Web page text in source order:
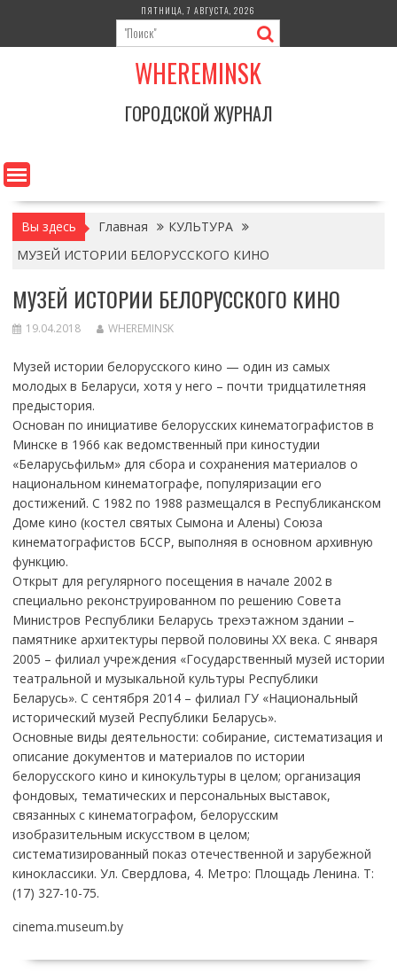
содержимому
ПЯТНИЦА, 7 АВГУСТА, 2026
WHEREMINSK
ГОРОДСКОЙ ЖУРНАЛ
Вы здесь Главная
КУЛЬТУРА
МУЗЕЙ ИСТОРИИ БЕЛОРУССКОГО КИНО
МУЗЕЙ ИСТОРИИ БЕЛОРУССКОГО КИНО
19.04.2018 WHEREMINSK
Музей истории белорусского кино — один из самых
молодых в Беларуси, хотя у него – почти тридцатилетняя
предыстория.
Основан по инициативе белорусских кинематографистов в
Минске в 1966 как ведомственный при киностудии
«Беларусьфильм» для сбора и сохранения материалов о
национальном кинематографе, популяризации его
достижений. С 1982 по 1988 размещался в Республиканском
Доме кино (костел святых Сымона и Алены) Союза
кинематографистов БССР, выполняя в основном архивную
функцию.
Открыт для регулярного посещения в начале 2002 в
специально реконструированном по решению Совета
Министров Республики Беларусь трехэтажном здании –
памятнике архитектуры первой половины ХХ века. С января
2005 – филиал учреждения «Государственный музей истории
театральной и музыкальной культуры Республики
Беларусь». С сентября 2014 – филиал ГУ «Национальный
исторический музей Республики Беларусь».
Основные виды деятельности: собирание, систематизация и
описание документов и материалов по истории
белорусского кино и кинокультуры в целом; организация
фондовых, тематических и персональных выставок,
связанных с кинематографом, белорусским
изобразительным искусством в целом;
систематизированный показ отечественной и зарубежной
киноклассики. Ул. Свердлова, 4. Метро: Площадь Ленина. Т:
(17) 327-10-75.
cinema.museum.by